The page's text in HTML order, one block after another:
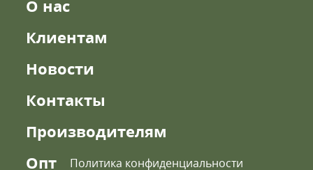
О нас
Клиентам
Новости
Контакты
Производителям
Опт
Политика конфиденциальности